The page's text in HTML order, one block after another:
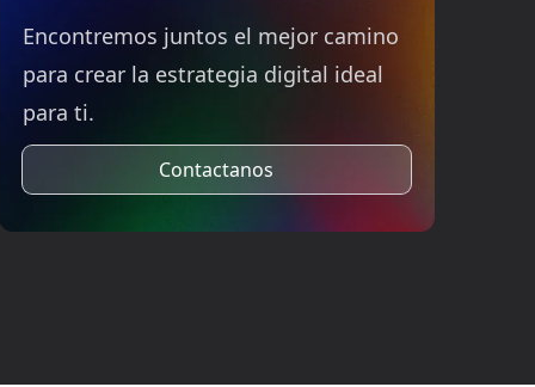
Encontremos juntos el mejor camino
para crear la estrategia digital ideal
para ti.
Contactanos